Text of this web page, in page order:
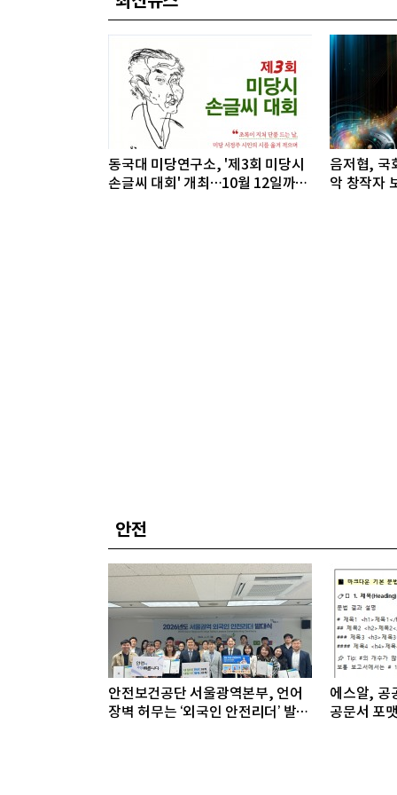
동국대 미당연구소, '제3회 미당시
손글씨 대회' 개최…10월 12일까지
음저협, 국
악 창작자
안전
안전보건공단 서울광역본부, 언어
장벽 허무는 ‘외국인 안전리더’ 발대
에스알, 공
공문서 포